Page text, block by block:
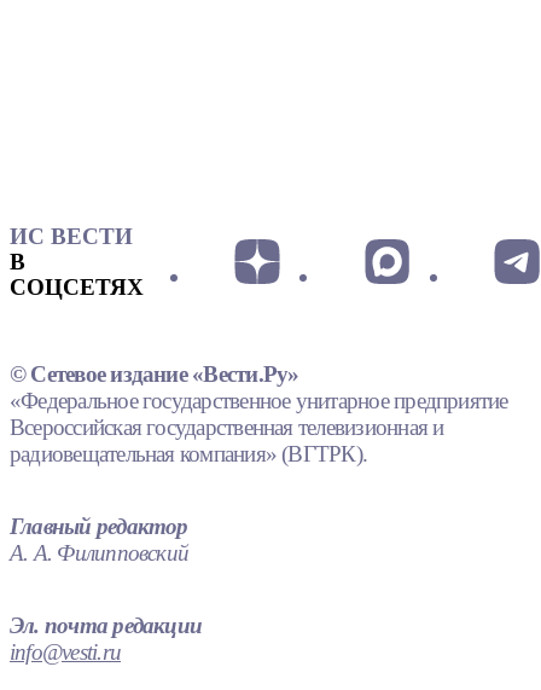
ИС ВЕСТИ
В
СОЦСЕТЯХ
© Сетевое издание «Вести.Ру»
«Федеральное государственное унитарное предприятие
Всероссийская государственная телевизионная и
радиовещательная компания» (ВГТРК).
Главный редактор
А. А. Филипповский
Эл. почта редакции
info@vesti.ru